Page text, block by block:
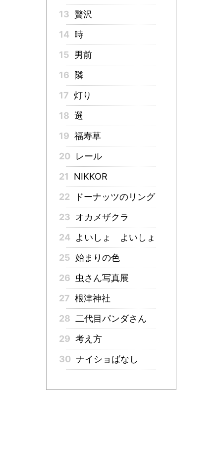
13 贅沢
14 時
15 男前
16 隣
17 灯り
18 選
19 福寿草
20
レール
21
NIKKOR
22
ドーナッツのリング
23 オカメザクラ
24
よいしょ よいしょ
25 始まりの色
26 虫さん写真展
27 根津神社
28 二代目パンダさん
29 考え方
30 ナイショばなし